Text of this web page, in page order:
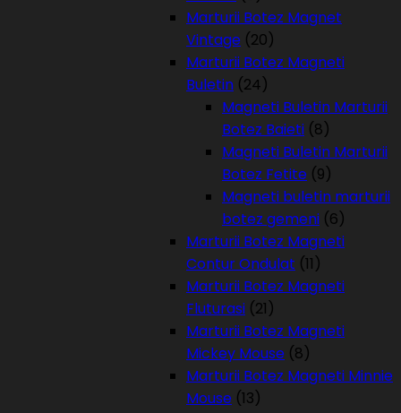
Marturii Botez Magnet
Vintage (20)
Marturii Botez Magneti
Buletin (24)
Magneti Buletin Marturii
Botez Baieti (8)
Magneti Buletin Marturii
Botez Fetite (9)
Magneti buletin marturii
botez gemeni (6)
Marturii Botez Magneti
Contur Ondulat (11)
Marturii Botez Magneti
Fluturasi (21)
Marturii Botez Magneti
Mickey Mouse (8)
Marturii Botez Magneti Minnie
Mouse (13)